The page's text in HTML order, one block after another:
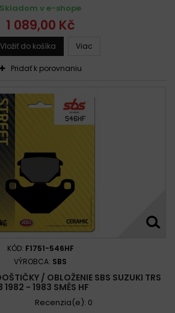
Skladom v e-shope
1 089,00 Kč
Vložiť do košíka Viac
Pridať k porovnaniu
KÓD: F1751-546HF
VÝROBCA: SBS
/ OBLOŽENIE SBS SUZUKI TRS
1982 - 1983 SMĚS HF
Recenzia(e): 0